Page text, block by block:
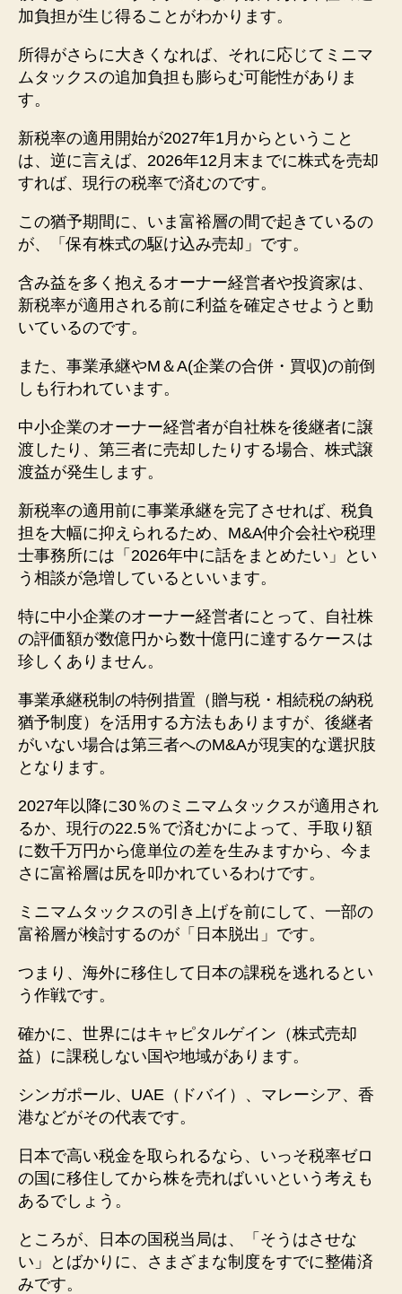
加負担が生じ得ることがわかります。
所得がさらに大きくなれば、それに応じてミニマ
ムタックスの追加負担も膨らむ可能性がありま
す。
新税率の適用開始が2027年1月からということ
は、逆に言えば、2026年12月末までに株式を売却
すれば、現行の税率で済むのです。
この猶予期間に、いま富裕層の間で起きているの
が、「保有株式の駆け込み売却」です。
含み益を多く抱えるオーナー経営者や投資家は、
新税率が適用される前に利益を確定させようと動
いているのです。
また、事業承継やM＆A(企業の合併・買収)の前倒
しも行われています。
中小企業のオーナー経営者が自社株を後継者に譲
渡したり、第三者に売却したりする場合、株式譲
渡益が発生します。
新税率の適用前に事業承継を完了させれば、税負
担を大幅に抑えられるため、M&A仲介会社や税理
士事務所には「2026年中に話をまとめたい」とい
う相談が急増しているといいます。
特に中小企業のオーナー経営者にとって、自社株
の評価額が数億円から数十億円に達するケースは
珍しくありません。
事業承継税制の特例措置（贈与税・相続税の納税
猶予制度）を活用する方法もありますが、後継者
がいない場合は第三者へのM&Aが現実的な選択肢
となります。
2027年以降に30％のミニマムタックスが適用され
るか、現行の22.5％で済むかによって、手取り額
に数千万円から億単位の差を生みますから、今ま
さに富裕層は尻を叩かれているわけです。
ミニマムタックスの引き上げを前にして、一部の
富裕層が検討するのが「日本脱出」です。
つまり、海外に移住して日本の課税を逃れるとい
う作戦です。
確かに、世界にはキャピタルゲイン（株式売却
益）に課税しない国や地域があります。
シンガポール、UAE（ドバイ）、マレーシア、香
港などがその代表です。
日本で高い税金を取られるなら、いっそ税率ゼロ
の国に移住してから株を売ればいいという考えも
あるでしょう。
ところが、日本の国税当局は、「そうはさせな
い」とばかりに、さまざまな制度をすでに整備済
みです。